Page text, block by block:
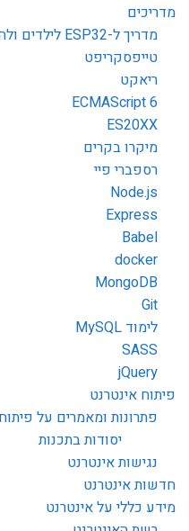
מדריכים
מדריך ל-ESP32 לילדים ולהורים מאפס
טייפסקריפט
ריאקט
ECMAScript 6
ES20XX
מיקרו בקרים
רספברי פיי
Node.js
Express
Babel
docker
MongoDB
Git
לימוד MySQL
SASS
jQuery
פיתוח אינטרנט
פתרונות ומאמרים על
יסודות בתכנות
נגישות אינטרנט
חדשות אינטרנט
מידע כללי על אינטרנט